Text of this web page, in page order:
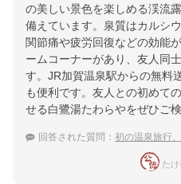
の美しい景色を楽しめる渓流
備えています。泉質はカルシ
関節痛や疲労回復などの効能
ームコーナーがあり、友人同
す。JR加賀温泉駅からの無料
も便利です。友人との初めて
せる白鷺湯たわらやをぜひご検
回答された質問： 初の温泉旅行、夜は鉄板の卓
た